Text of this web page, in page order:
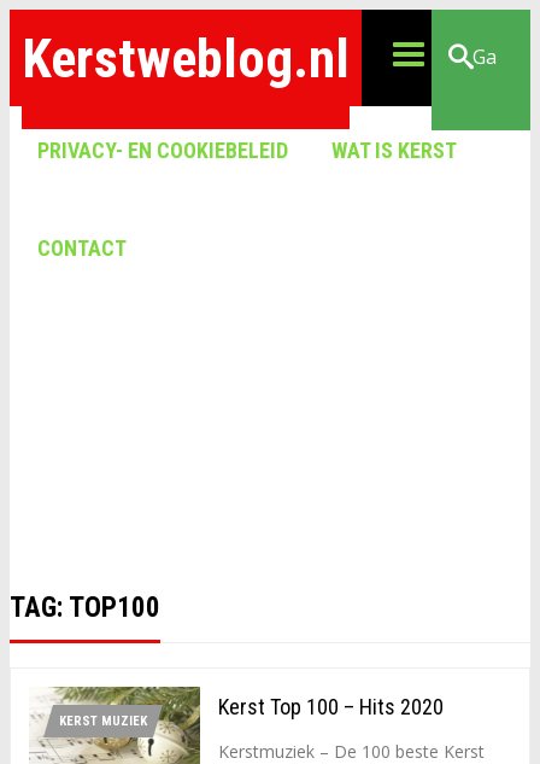
Kerstweblog.nl
PRIVACY- EN COOKIEBELEID WAT IS KERST
CONTACT
Ga
TAG: TOP100
KERST MUZIEK
Kerst Top 100 – Hits 2020
Kerstmuziek – De 100 beste Kerst